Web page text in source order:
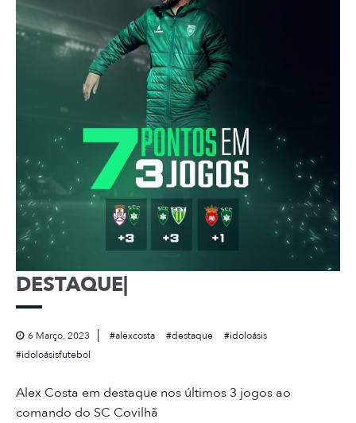
DESTAQUE|
6 Março, 2023 alexcosta destaque
idoloásis
idoloásisfutebol
Alex Costa em destaque nos últimos 3 jogos ao
comando do SC Covilhã